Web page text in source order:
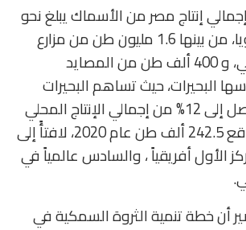
إنتاج مصر من الأسماك يبلغ نحو
2 مليون طن سنويا، من بينها 1.6 مليون طن من مزارع
الإستزراع السمكي، و 400 ألف طن من المصايد
البحيرات، حيث تساهم البحيرات
المصرية بنسبة تصل إلى 12% من إجمالي الإنتاج المحلي
من الأسماك، بواقع 242.5 ألف طن عام 2020، لافتأً إلى
الأول أفريقياً ، والسادس عالمياً في
أن خطة تنمية الثروة السمكية في